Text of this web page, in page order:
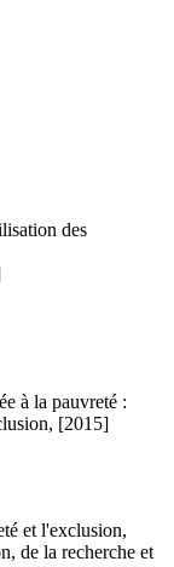
des
à la pauvreté :
[2015]
et l'exclusion,
de la recherche et